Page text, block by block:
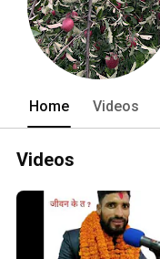
Home Videos
Videos